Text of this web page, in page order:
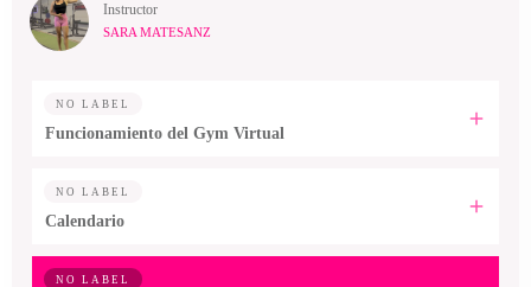
Instructor
SARA MATESANZ
NO LABEL
Funcionamiento del Gym Virtual
NO LABEL
Calendario
NO LABEL